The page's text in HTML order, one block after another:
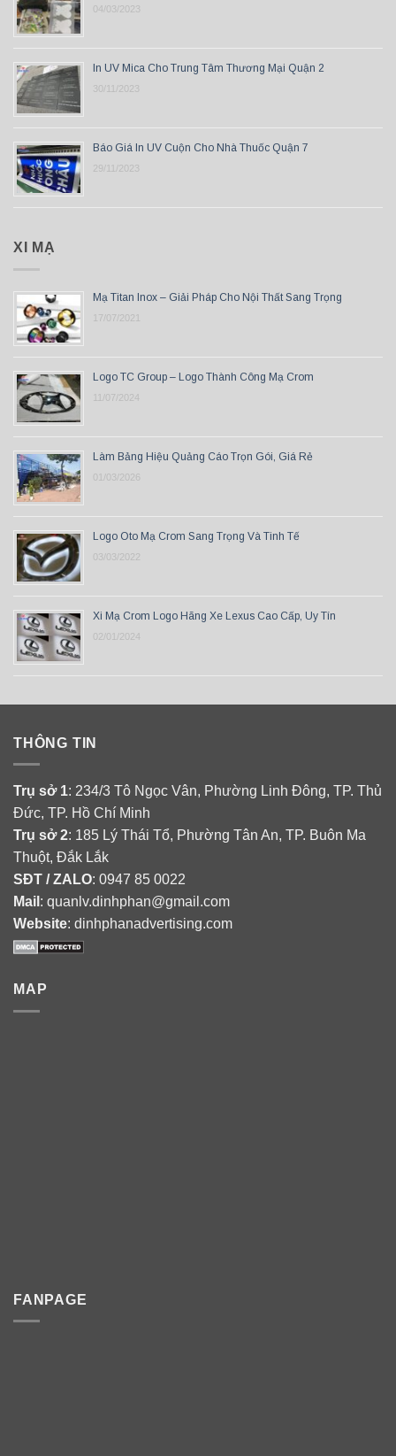
04/03/2023
In UV Mica Cho Trung Tâm Thương Mại Quận 2
30/11/2023
Báo Giá In UV Cuộn Cho Nhà Thuốc Quận 7
29/11/2023
XI MẠ
Mạ Titan Inox – Giải Pháp Cho Nội Thất Sang Trọng
17/07/2021
Logo TC Group – Logo Thành Công Mạ Crom
11/07/2024
Làm Bảng Hiệu Quảng Cáo Trọn Gói, Giá Rẻ
01/03/2026
Logo Oto Mạ Crom Sang Trọng Và Tinh Tế
03/03/2022
Xi Mạ Crom Logo Hãng Xe Lexus Cao Cấp, Uy Tín
02/01/2024
THÔNG TIN
Trụ sở 1: 234/3 Tô Ngọc Vân, Phường Linh Đông, TP. Thủ
Đức, TP. Hồ Chí Minh
Trụ sở 2: 185 Lý Thái Tổ, Phường Tân An, TP. Buôn Ma
Thuột, Đắk Lắk
SĐT / ZALO: 0947 85 0022
Mail : quanlv.dinhphan@gmail.com
Website: dinhphanadvertising.com
MAP
FANPAGE